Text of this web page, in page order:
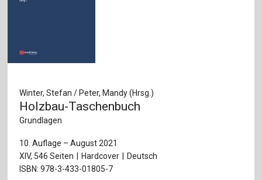
Winter, Stefan / Peter, Mandy (Hrsg.)
Holzbau-Taschenbuch
Grundlagen
10. Auflage – August 2021
XIV, 546 Seiten
Hardcover
Deutsch
ISBN: 978-3-433-01805-7